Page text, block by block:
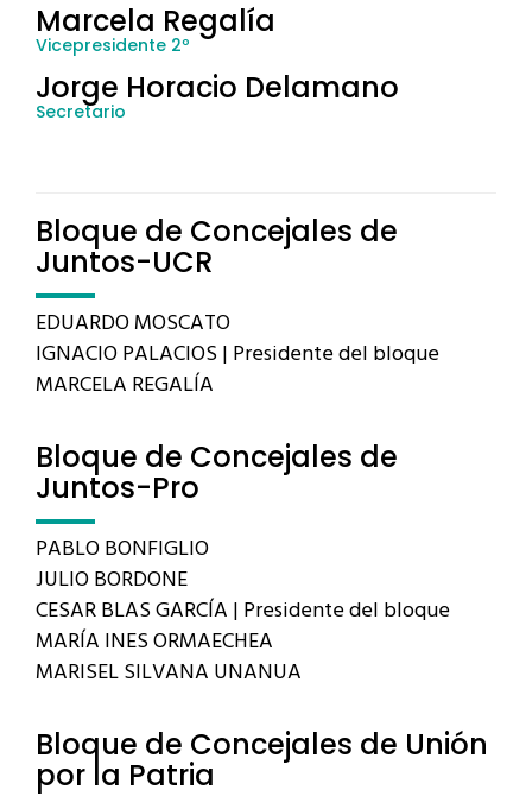
Marcela Regalía
Vicepresidente 2º
Jorge Horacio Delamano
Secretario
Bloque de Concejales de
Juntos-UCR
EDUARDO MOSCATO
IGNACIO PALACIOS | Presidente del bloque
MARCELA REGALÍA
Bloque de Concejales de
Juntos-Pro
PABLO BONFIGLIO
JULIO BORDONE
CESAR BLAS GARCÍA | Presidente del bloque
MARÍA INES ORMAECHEA
MARISEL SILVANA UNANUA
Bloque de Concejales de Unión
por la Patria